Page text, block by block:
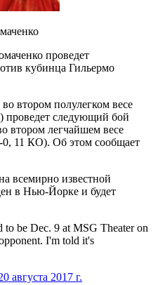
проведет
кубинца Гильермо
втором полулегком весе
) проведет следующий бой
втором легчайшем весе
11 КО). Об этом сообщает
всемирно известной
в Нью-Йорке и будет
to be Dec. 9 at MSG Theater on
I'm told it's
августа 2017 г.